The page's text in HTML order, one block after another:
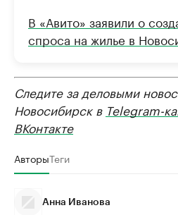
В «Авито» заявили о
спроса на жилье в
Следите за деловыми
Новосибирск в Telegram-
ВКонтакте
АвторыТеги
Анна Иванова